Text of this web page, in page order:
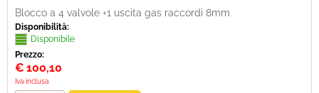
Blocco a 4 valvole +1 uscita gas raccordi 8mm
Disponibilità:
Disponibile
Prezzo:
€ 100,10
Iva inclusa